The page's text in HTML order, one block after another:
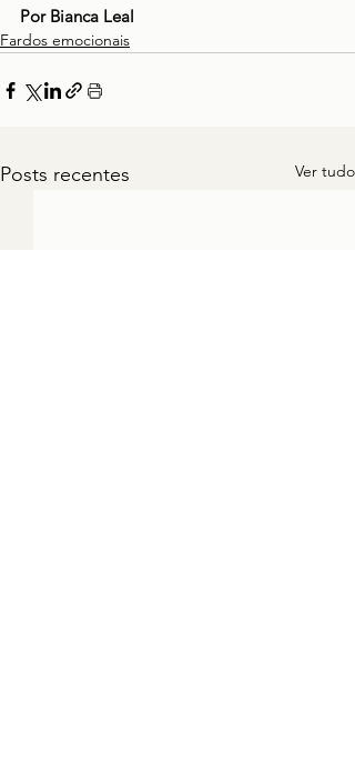
Por Bianca Leal
Fardos emocionais
Posts recentes Ver tudo